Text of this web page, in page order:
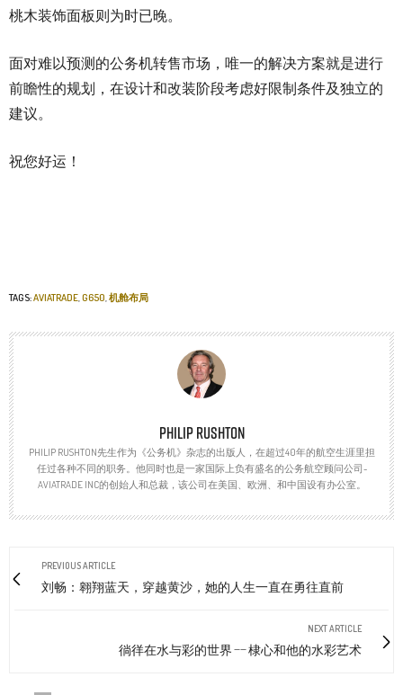
桃木装饰面板则为时已晚。
面对难以预测的公务机转售市场，唯一的解决方案就是进行
前瞻性的规划，在设计和改装阶段考虑好限制条件及独立的
建议。
祝您好运！
TAGS:AVIATRADE,G650,机舱布局
PHILIP RUSHTON
PHILIP RUSHTON先生作为《公务机》杂志的出版人，在超过40年的航空生涯里担
任过各种不同的职务。他同时也是一家国际上负有盛名的公务航空顾问公司-
AVIATRADE INC的创始人和总裁，该公司在美国、欧洲、和中国设有办公室。
PREVIOUS ARTICLE
刘畅：翱翔蓝天，穿越黄沙，她的人生一直在勇往直前
NEXT ARTICLE
徜徉在水与彩的世界 —— 棣心和他的水彩艺术